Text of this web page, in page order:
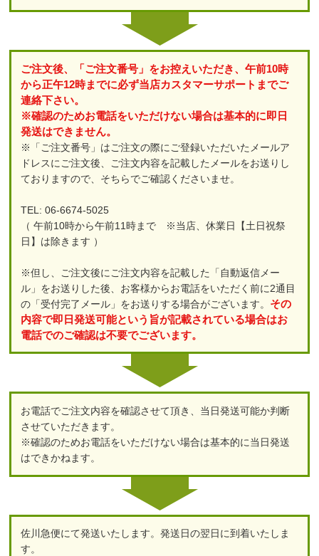
ご注文後、「ご注文番号」をお控えいただき、午前10時
から正午12時までに必ず当店カスタマーサポートまでご
連絡下さい。
※確認のためお電話をいただけない場合は基本的に即日
発送はできません。
※「ご注文番号」はご注文の際にご登録いただいたメールア
ドレスにご注文後、ご注文内容を記載したメールをお送りし
ておりますので、そちらでご確認くださいませ。
TEL: 06-6674-5025
（ 午前10時から午前11時まで ※当店、休業日【土日祝祭
日】は除きます ）
※但し、ご注文後にご注文内容を記載した「自動返信メー
ル」をお送りした後、お客様からお電話をいただく前に2通目
の「受付完了メール」をお送りする場合がございます。 その
内容で即日発送可能という旨が記載されている場合はお
電話でのご確認は不要でございます。
お電話でご注文内容を確認させて頂き、当日発送可能か判断
させていただきます。
※確認のためお電話をいただけない場合は基本的に当日発送
はできかねます。
佐川急便にて発送いたします。発送日の翌日に到着いたしま
す。